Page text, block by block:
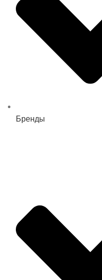
Бренды